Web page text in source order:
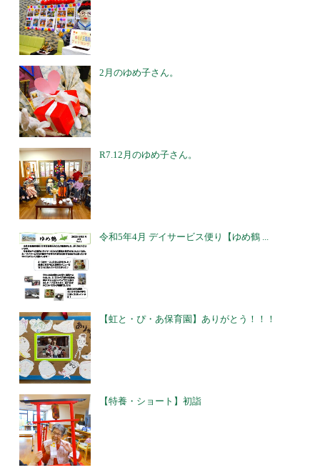
2月のゆめ子さん。
R7.12月のゆめ子さん。
令和5年4月 デイサービス便り【ゆめ鶴 ...
【虹と・ぴ・あ保育園】ありがとう！！！
【特養・ショート】初詣